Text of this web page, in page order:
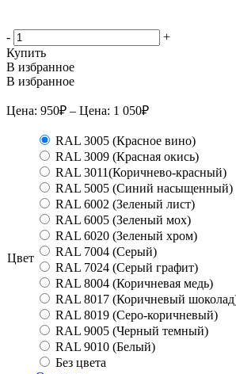
-
+
Купить
В избранное
В избранное
Цена: 950₽ – Цена: 1 050₽
Цвет
RAL 3005 (Красное вино)
RAL 3009 (Красная окись)
RAL 3011(Коричнево-красный)
RAL 5005 (Синий насыщенный)
RAL 6002 (Зеленый лист)
RAL 6005 (Зеленый мох)
RAL 6020 (Зеленый хром)
RAL 7004 (Серый)
RAL 7024 (Серый графит)
RAL 8004 (Коричневая медь)
RAL 8017 (Коричневый
RAL 8019 (Серо-коричневый)
RAL 9005 (Черный темный)
RAL 9010 (Белый)
Без цвета